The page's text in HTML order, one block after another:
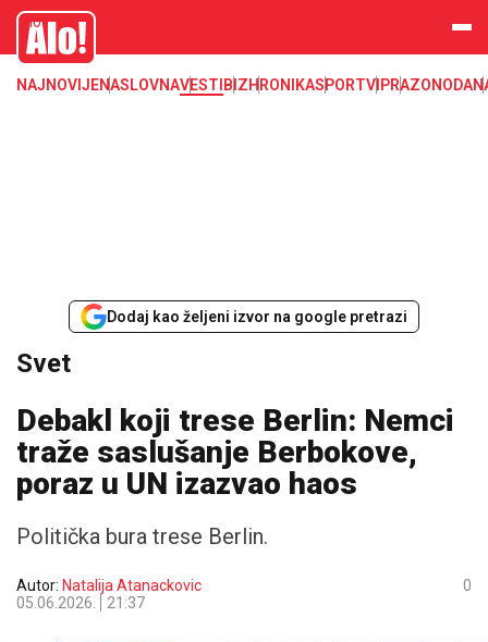
Svet, Ruske vesti, Planeta, Region
Alo
NAJNOVIJENASLOVNAVESTI BIZHRONIKASPORTVIPRAZONODA
Dodaj kao željeni izvor na google pretrazi
Svet
Debakl koji trese Berlin: Nemci
traže saslušanje Berbokove,
poraz u UN izazvao haos
Politička bura trese Berlin.
Autor: Natalija Atanackovic
05.06.2026.
21:37
0